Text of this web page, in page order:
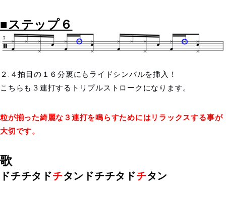
■ステップ６
２.４拍目の１６分裏にもライドシンバルを挿入！
こちらも３連打するトリプルストロークになります。
粒が揃った綺麗な３連打を鳴らすためにはリラックスする事が
大切です。
歌
ドチチタドチタンドチチタドチタン